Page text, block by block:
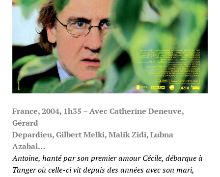
France, 2004, 1h35 – Avec Catherine Deneuve,
Gérard
Depardieu, Gilbert Melki, Malik Zidi, Lubna
Azabal…
Antoine, hanté par son premier amour Cécile, débarque à
Tanger où celle-ci vit depuis des années avec son mari,